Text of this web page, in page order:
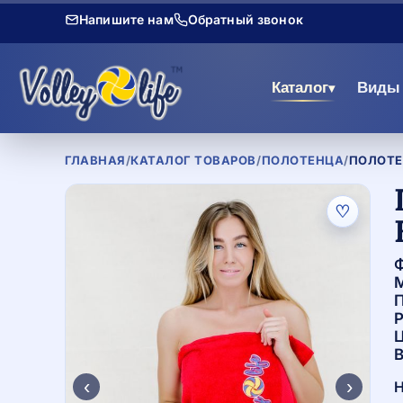
Напишите нам Обратный звонок
Каталог▾ Виды
ГЛАВНАЯ/КАТАЛОГ ТОВАРОВ/ПОЛОТЕНЦА/
♡
‹ ›